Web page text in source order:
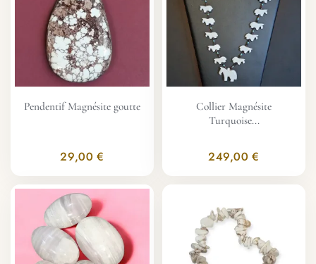
Pendentif Magnésite goutte
29,00 €
Collier Magnésite
Turquoise...
249,00 €